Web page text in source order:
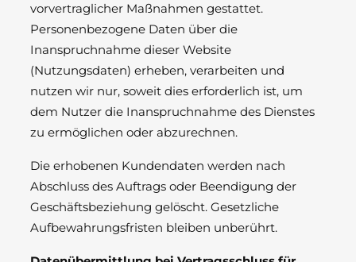
vorvertraglicher Maßnahmen gestattet.
Personenbezogene Daten über die
Inanspruchnahme dieser Website
(Nutzungsdaten) erheben, verarbeiten und
nutzen wir nur, soweit dies erforderlich ist, um
dem Nutzer die Inanspruchnahme des Dienstes
zu ermöglichen oder abzurechnen.
Die erhobenen Kundendaten werden nach
Abschluss des Auftrags oder Beendigung der
Geschäftsbeziehung gelöscht. Gesetzliche
Aufbewahrungsfristen bleiben unberührt.